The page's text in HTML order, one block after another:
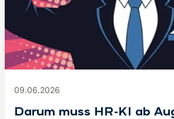
09.06.2026
Darum muss HR-KI ab